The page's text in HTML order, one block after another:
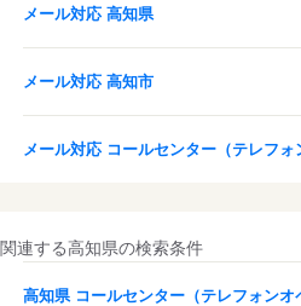
メール対応 高知県
メール対応 高知市
メール対応 コールセンター（テレフォ
関連する高知県の検索条件
高知県 コールセンター（テレフォンオ